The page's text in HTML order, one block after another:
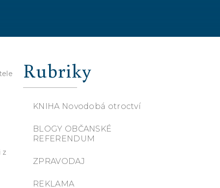
z
Rubriky
KNIHA Novodobá otroctví
BLOGY OBČANSKÉ
REFERENDUM
ZPRAVODAJ
REKLAMA